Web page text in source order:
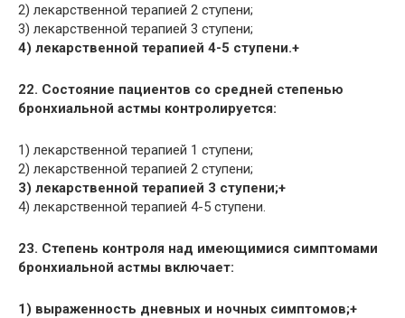
2) лекарственной терапией 2 ступени;
3) лекарственной терапией 3 ступени;
4) лекарственной терапией 4-5 ступени.+
22. Состояние пациентов со средней степенью
бронхиальной астмы контролируется:
1) лекарственной терапией 1 ступени;
2) лекарственной терапией 2 ступени;
3) лекарственной терапией 3 ступени;+
4) лекарственной терапией 4-5 ступени.
23. Степень контроля над имеющимися симптомами
бронхиальной астмы включает:
1) выраженность дневных и ночных симптомов;+